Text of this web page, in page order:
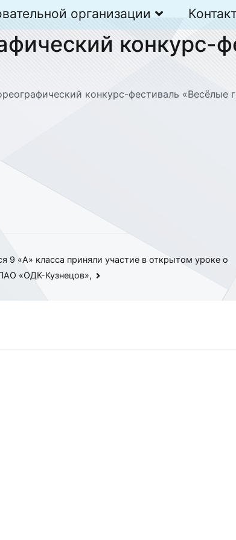
организации
конкурс-
конкурс-фестиваль «Весёлые
9 «А» класса приняли участие в открытом уроке о
«ОДК-Кузнецов»,